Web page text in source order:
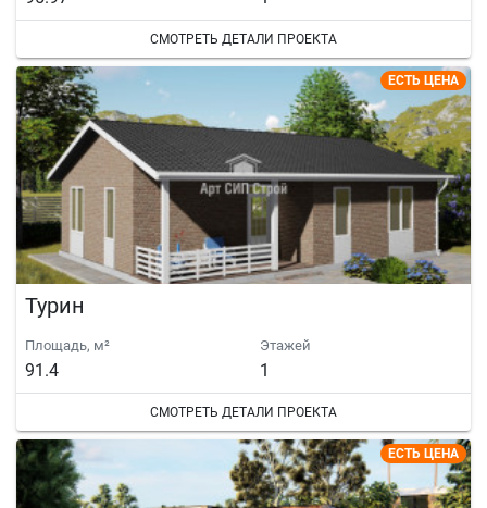
СМОТРЕТЬ ДЕТАЛИ ПРОЕКТА
ЕСТЬ ЦЕНА
Турин
Площадь, м²
91.4
Этажей
1
СМОТРЕТЬ ДЕТАЛИ ПРОЕКТА
ЕСТЬ ЦЕНА